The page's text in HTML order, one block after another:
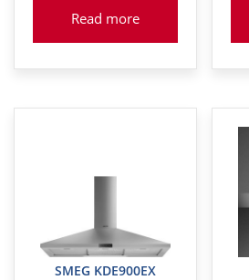
Read more
SMEG KDE900EX